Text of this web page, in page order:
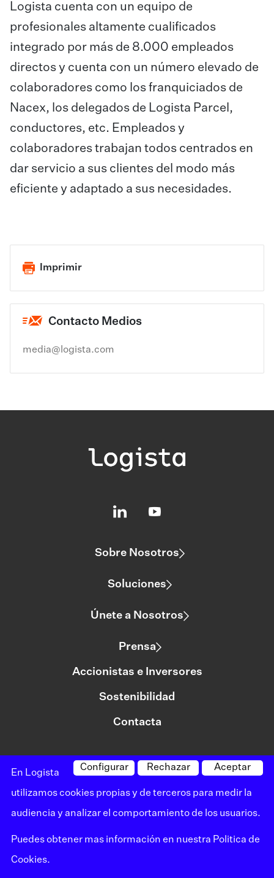
Logista cuenta con un equipo de
profesionales altamente cualificados
integrado por más de 8.000 empleados
directos y cuenta con un número elevado de
colaboradores como los franquiciados de
Nacex, los delegados de Logista Parcel,
conductores, etc. Empleados y
colaboradores trabajan todos centrados en
dar servicio a sus clientes del modo más
eficiente y adaptado a sus necesidades.
Imprimir
Contacto Medios
media@logista.com
Sobre Nosotros
Soluciones
Únete a Nosotros
Prensa
Accionistas e Inversores
Sostenibilidad
Contacta
©logista Todos los derechos reservados
Aviso legal
Política de privacidad
Política de cookies
Aceptar
Rechazar
Configurar
En Logista
utilizamos cookies propias y de terceros para medir la
audiencia y analizar el comportamiento de los usuarios.
Puedes obtener mas información en nuestra Politica de
Cookies.